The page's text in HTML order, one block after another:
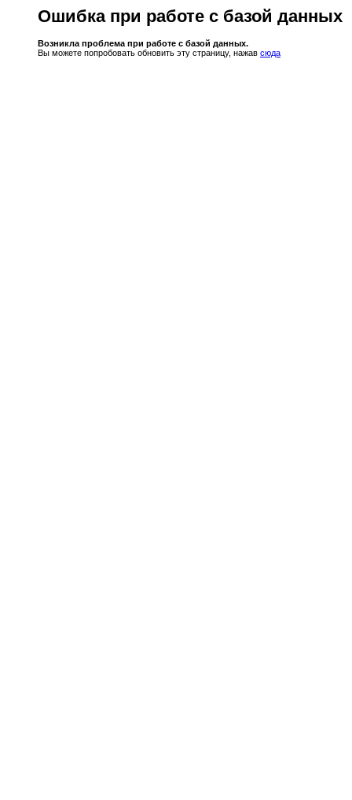
Ошибка при работе с базой данных
Возникла проблема при работе с базой данных.
Вы можете попробовать обновить эту страницу, нажав сюда